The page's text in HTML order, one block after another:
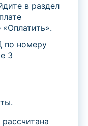
в раздел